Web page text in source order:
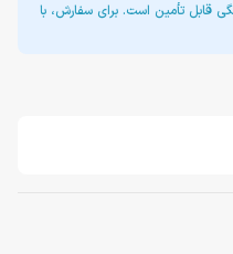
قابل تأمین است. برای سفارش، با